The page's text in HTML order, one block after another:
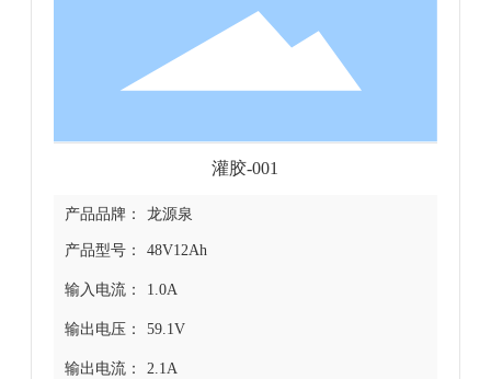
灌胶-001
产品品牌： 龙源泉
产品型号： 48V12Ah
输入电流： 1.0A
输出电压： 59.1V
输出电流： 2.1A